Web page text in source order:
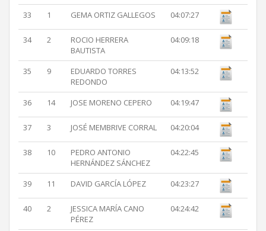
33 1 GEMA ORTIZ GALLEGOS 04:07:27
34 2
ROCIO HERRERA
BAUTISTA
04:09:18
35 9
EDUARDO TORRES
REDONDO
04:13:52
36 14 JOSE MORENO CEPERO 04:19:47
37 3 JOSÉ MEMBRIVE CORRAL 04:20:04
38 10
PEDRO ANTONIO
HERNÁNDEZ SÁNCHEZ
04:22:45
39 11 DAVID GARCÍA LÓPEZ 04:23:27
40 2
JESSICA MARÍA CANO
PÉREZ
04:24:42